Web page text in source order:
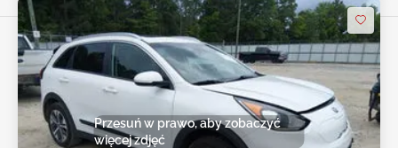
Przesuń w prawo, aby zobaczyć
więcej zdjęć